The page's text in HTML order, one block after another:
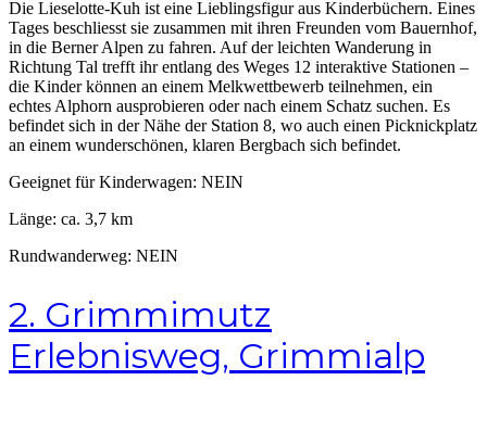
Die Lieselotte-Kuh ist eine Lieblingsfigur aus Kinderbüchern. Eines
Tages beschliesst sie zusammen mit ihren Freunden vom Bauernhof,
in die Berner Alpen zu fahren. Auf der leichten Wanderung in
Richtung Tal trefft ihr entlang des Weges 12 interaktive Stationen –
die Kinder können an einem Melkwettbewerb teilnehmen, ein
echtes Alphorn ausprobieren oder nach einem Schatz suchen. Es
befindet sich in der Nähe der Station 8, wo auch einen Picknickplatz
an einem wunderschönen, klaren Bergbach sich befindet.
Geeignet für Kinderwagen: NEIN
Länge: ca. 3,7 km
Rundwanderweg: NEIN
2. Grimmimutz
Erlebnisweg, Grimmialp